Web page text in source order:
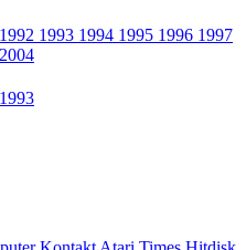
1992 1993 1994 1995 1996 1997
2004
1993